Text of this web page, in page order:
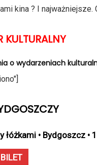
kina ? I
KULTURALNY
o wydarzeniach
łóżkami • Bydgoszcz •